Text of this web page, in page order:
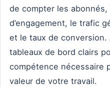
de compter les
d’engagement, le trafic
et le taux de
tableaux de bord clairs
compétence nécessaire
valeur de votre travail.